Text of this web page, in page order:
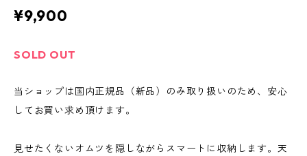
¥9,900
SOLD OUT
当ショップは国内正規品（新品）のみ取り扱いのため、安心
してお買い求め頂けます。
見せたくないオムツを隠しながらスマートに収納します。天